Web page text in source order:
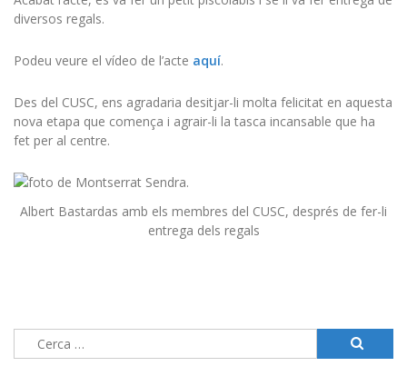
diversos regals.
Podeu veure el vídeo de l’acte aquí.
Des del CUSC, ens agradaria desitjar-li molta felicitat en aquesta
nova etapa que comença i agrair-li la tasca incansable que ha
fet per al centre.
Albert Bastardas amb els membres del CUSC, després de fer-li
entrega dels regals
Cerca: